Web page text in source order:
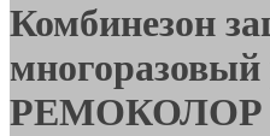
Комбинезон
РЕМОКОЛОР